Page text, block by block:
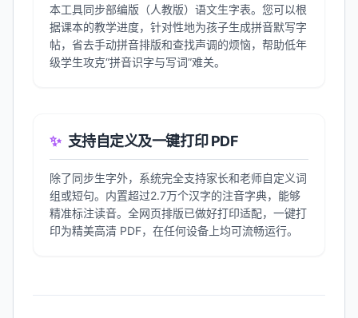
本工具同步部编版（人教版）语文生字表。您可以根
据课本的教学进度，针对性地为孩子生成拼音默写字
帖，省去手动拼音排版和查找声调的烦恼，帮助低年
级学生攻克“拼音识字与写词”难关。
✨ 支持自定义及一键打印 PDF
除了同步生字外，系统完全支持家长和老师自定义词
组或短句。内置超过2.7万个汉字的注音字典，能够
精准标注读音。全网页排版已做好打印适配，一键打
印为精美高清 PDF，在任何设备上均可流畅运行。